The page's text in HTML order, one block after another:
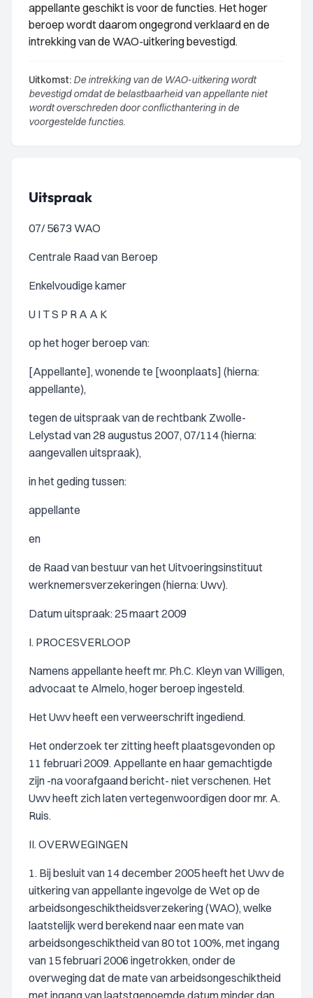
appellante geschikt is voor de functies. Het hoger
beroep wordt daarom ongegrond verklaard en de
intrekking van de WAO-uitkering bevestigd.
Uitkomst: De intrekking van de WAO-uitkering wordt
bevestigd omdat de belastbaarheid van appellante niet
wordt overschreden door conflicthantering in de
voorgestelde functies.
Uitspraak
07/ 5673 WAO
Centrale Raad van Beroep
Enkelvoudige kamer
U I T S P R A A K
op het hoger beroep van:
[Appellante], wonende te [woonplaats] (hierna:
appellante),
tegen de uitspraak van de rechtbank Zwolle-
Lelystad van 28 augustus 2007, 07/114 (hierna:
aangevallen uitspraak),
in het geding tussen:
appellante
en
de Raad van bestuur van het Uitvoeringsinstituut
werknemersverzekeringen (hierna: Uwv).
Datum uitspraak: 25 maart 2009
I. PROCESVERLOOP
Namens appellante heeft mr. Ph.C. Kleyn van Willigen,
advocaat te Almelo, hoger beroep ingesteld.
Het Uwv heeft een verweerschrift ingediend.
Het onderzoek ter zitting heeft plaatsgevonden op
11 februari 2009. Appellante en haar gemachtigde
zijn -na voorafgaand bericht- niet verschenen. Het
Uwv heeft zich laten vertegenwoordigen door mr. A.
Ruis.
II. OVERWEGINGEN
1. Bij besluit van 14 december 2005 heeft het Uwv de
uitkering van appellante ingevolge de Wet op de
arbeidsongeschiktheidsverzekering (WAO), welke
laatstelijk werd berekend naar een mate van
arbeidsongeschiktheid van 80 tot 100%, met ingang
van 15 februari 2006 ingetrokken, onder de
overweging dat de mate van arbeidsongeschiktheid
met ingang van laatstgenoemde datum minder dan